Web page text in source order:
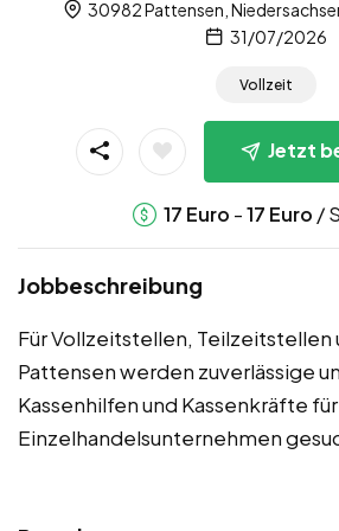
30982 Pattensen,
31/07/2026
Vollzeit
Jetzt
17 Euro -17 Euro /
Jobbeschreibung
Für Vollzeitstellen, Teilzeitstellen
Pattensen werden zuverlässige
Kassenhilfen und Kassenkräfte
Einzelhandelsunternehmen